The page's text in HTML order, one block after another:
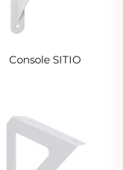
Console SITIO